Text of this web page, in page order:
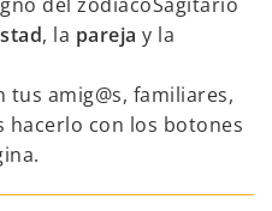
, la pareja y la
amig@s, familiares,
hacerlo con los botones